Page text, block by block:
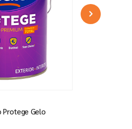
Protege Gelo